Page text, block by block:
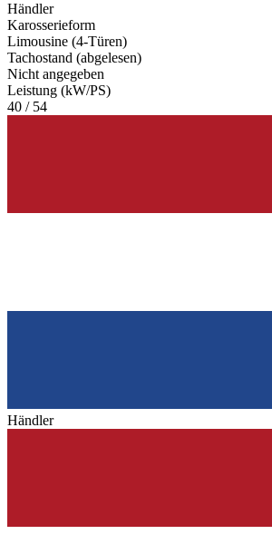
Händler
Karosserieform
Limousine (4-Türen)
Tachostand (abgelesen)
Nicht angegeben
Leistung (kW/PS)
40 / 54
Händler